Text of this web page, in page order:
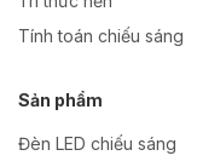
Tính toán chiếu sáng
Sản phẩm
Đèn LED chiếu sáng